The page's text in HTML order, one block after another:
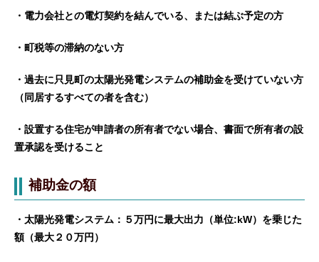
・電力会社との電灯契約を結んでいる、または結ぶ予定の方
・町税等の滞納のない方
・過去に只見町の太陽光発電システムの補助金を受けていない方
（同居するすべての者を含む）
・設置する住宅が申請者の所有者でない場合、書面で所有者の設
置承認を受けること
補助金の額
・太陽光発電システム：５万円に最大出力（単位:kW）を乗じた
額（最大２０万円）